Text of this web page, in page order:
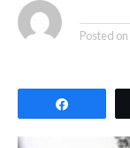
Posted on